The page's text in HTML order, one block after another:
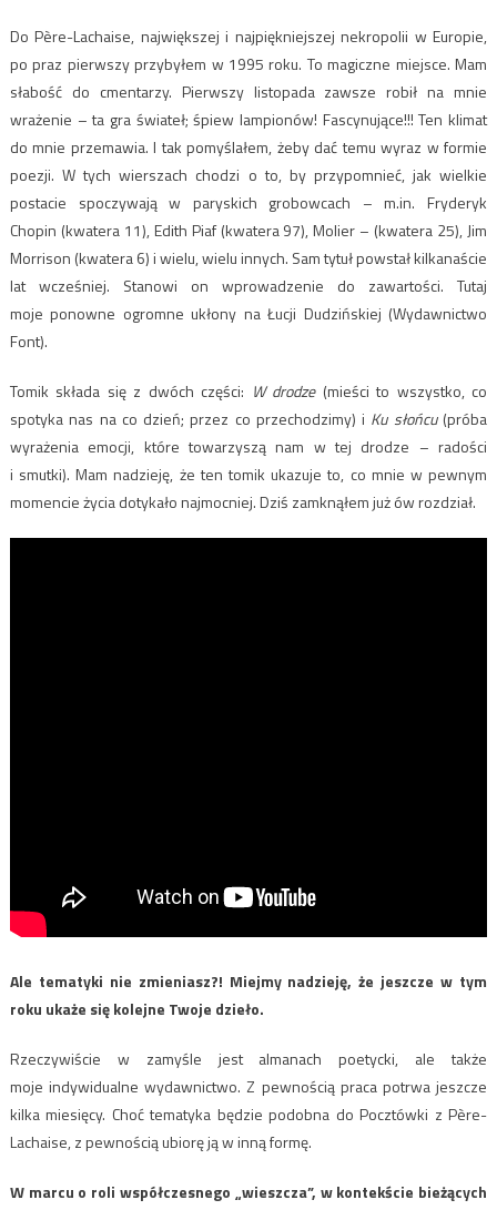
Do Père-Lachaise, największej i najpiękniejszej nekropolii w Europie,
po praz pierwszy przybyłem w 1995 roku. To magiczne miejsce. Mam
słabość do cmentarzy. Pierwszy listopada zawsze robił na mnie
wrażenie – ta gra świateł; śpiew lampionów! Fascynujące!!! Ten klimat
do mnie przemawia. I tak pomyślałem, żeby dać temu wyraz w formie
poezji. W tych wierszach chodzi o to, by przypomnieć, jak wielkie
postacie spoczywają w paryskich grobowcach – m.in. Fryderyk
Chopin (kwatera 11), Edith Piaf (kwatera 97), Molier – (kwatera 25), Jim
Morrison (kwatera 6) i wielu, wielu innych. Sam tytuł powstał kilkanaście
lat wcześniej. Stanowi on wprowadzenie do zawartości. Tutaj
moje ponowne ogromne ukłony na Łucji Dudzińskiej (Wydawnictwo
Font).
Tomik składa się z dwóch części: W drodze(mieści to wszystko, co
spotyka nas na co dzień; przez co przechodzimy) i Ku słońcu(próba
wyrażenia emocji, które towarzyszą nam w tej drodze – radości
i smutki). Mam nadzieję, że ten tomik ukazuje to, co mnie w pewnym
momencie życia dotykało najmocniej. Dziś zamknąłem już ów rozdział.
Ale tematyki nie zmieniasz?! Miejmy nadzieję, że jeszcze w tym
roku ukaże się kolejne Twoje dzieło.
Rzeczywiście w zamyśle jest almanach poetycki, ale także
moje indywidualne wydawnictwo. Z pewnością praca potrwa jeszcze
kilka miesięcy. Choć tematyka będzie podobna do Pocztówki z Père-
Lachaise, z pewnością ubiorę ją w inną formę.
W marcu o roli współczesnego „wieszcza”, w kontekście bieżących